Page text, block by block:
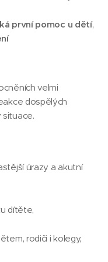
první pomoc u dětí,
velmi
dospělých
úrazy a akutní
dítěte,
rodiči i kolegy,